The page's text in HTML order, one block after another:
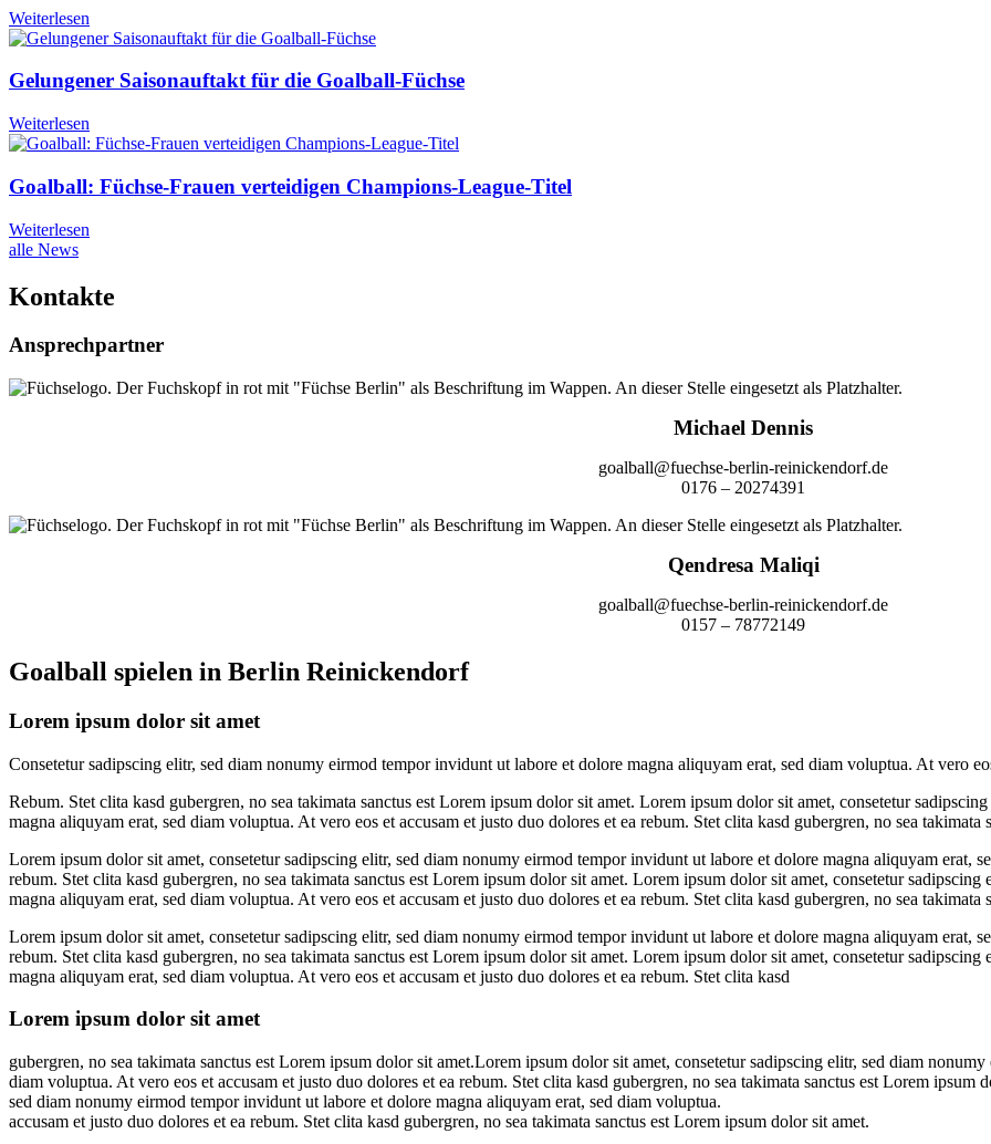
Weiterlesen
Gelungener Saisonauftakt für die Goalball-Füchse
Weiterlesen
Goalball: Füchse-Frauen verteidigen Champions-League-Titel
Weiterlesen
alle News
Kontakte
Ansprechpartner
Michael Dennis
goalball@fuechse-berlin-reinickendorf.de
0176 – 20274391
Qendresa Maliqi
goalball@fuechse-berlin-reinickendorf.de
0157 – 78772149
Goalball spielen in Berlin Reinickendorf
Lorem ipsum dolor sit amet
Consetetur sadipscing elitr, sed diam nonumy eirmod tempor invidunt ut labore et dolore magna aliquyam erat, sed diam voluptua. At vero
Rebum. Stet clita kasd gubergren, no sea takimata sanctus est Lorem ipsum dolor sit amet. Lorem ipsum dolor sit amet, consetetur
magna aliquyam erat, sed diam voluptua. At vero eos et accusam et justo duo dolores et ea rebum. Stet clita kasd gubergren, no sea takimata
Lorem ipsum dolor sit amet, consetetur sadipscing elitr, sed diam nonumy eirmod tempor invidunt ut labore et dolore magna aliquyam erat,
rebum. Stet clita kasd gubergren, no sea takimata sanctus est Lorem ipsum dolor sit amet. Lorem ipsum dolor sit amet, consetetur
magna aliquyam erat, sed diam voluptua. At vero eos et accusam et justo duo dolores et ea rebum. Stet clita kasd gubergren, no sea takimata
Lorem ipsum dolor sit amet, consetetur sadipscing elitr, sed diam nonumy eirmod tempor invidunt ut labore et dolore magna aliquyam erat,
rebum. Stet clita kasd gubergren, no sea takimata sanctus est Lorem ipsum dolor sit amet. Lorem ipsum dolor sit amet, consetetur
magna aliquyam erat, sed diam voluptua. At vero eos et accusam et justo duo dolores et ea rebum. Stet clita kasd
Lorem ipsum dolor sit amet
gubergren, no sea takimata sanctus est Lorem ipsum dolor sit amet.Lorem ipsum dolor sit amet, consetetur sadipscing elitr, sed diam
diam voluptua. At vero eos et accusam et justo duo dolores et ea rebum. Stet clita kasd gubergren, no sea takimata sanctus est Lorem
sed diam nonumy eirmod tempor invidunt ut labore et dolore magna aliquyam erat, sed diam voluptua.
accusam et justo duo dolores et ea rebum. Stet clita kasd gubergren, no sea takimata sanctus est Lorem ipsum dolor sit amet.